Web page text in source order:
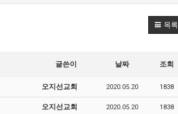
목록
글쓴이 날짜 조회
오지선교회 2020.05.20 1838
오지선교회 2020.05.20 1838